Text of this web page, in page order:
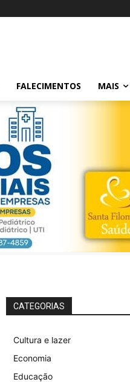
FALECIMENTOS MAIS
CATEGORIAS
Cultura e lazer
Economia
Educação